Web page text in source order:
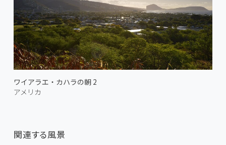
ワイアラエ・カハラの朝 2
アメリカ
関連する風景